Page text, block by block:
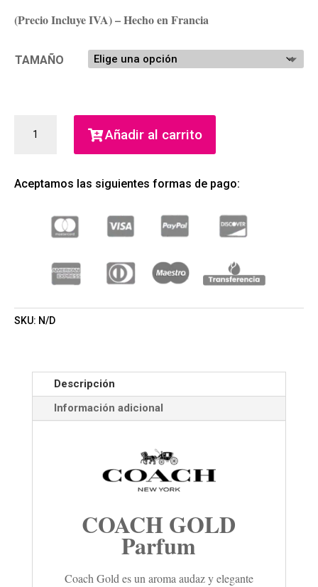
(Precio Incluye IVA) – Hecho en Francia
TAMAÑO
GOLD
(MUJER)
Añadir al carrito
Aceptamos las siguientes formas de pago:
SKU: N/D
Descripción
Información adicional
COACH GOLD
Parfum
Coach Gold es un aroma audaz y elegante